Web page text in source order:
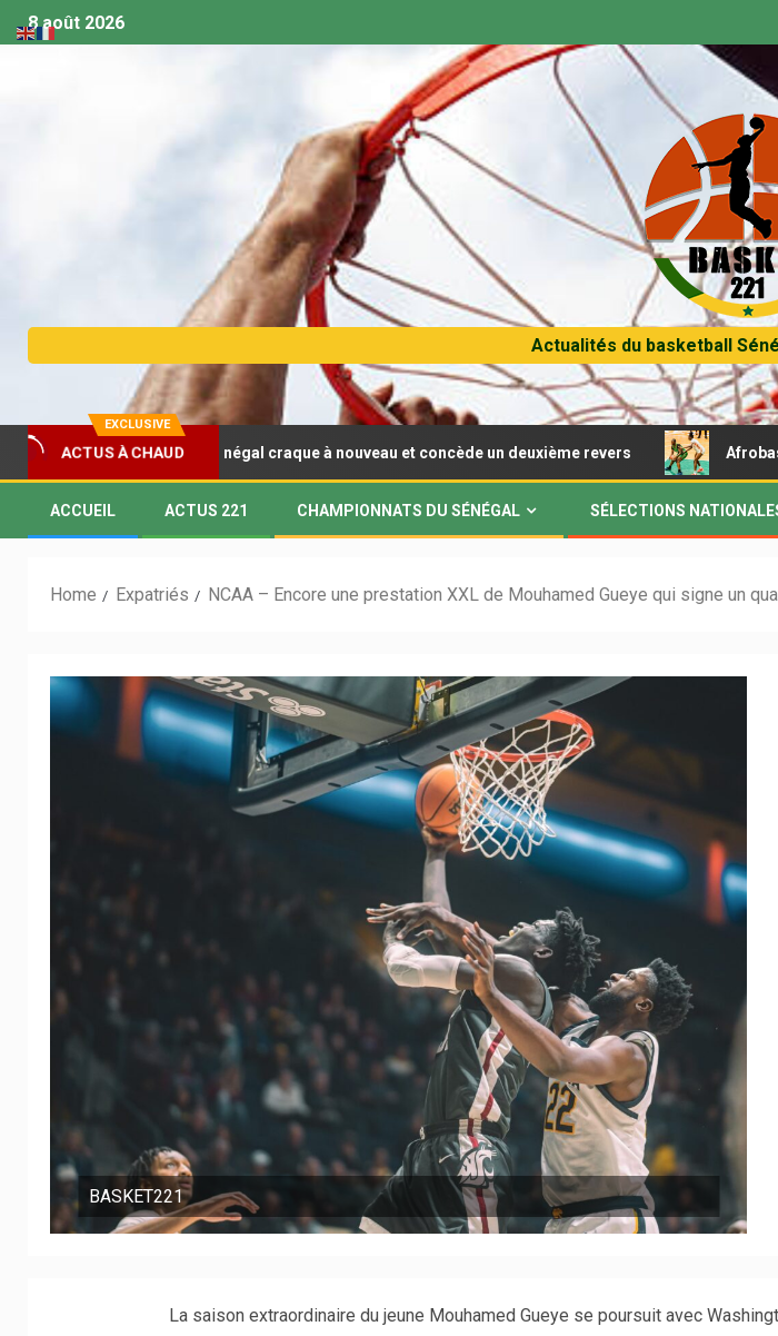
8 août 2026
Actualités du basketball
EXCLUSIVE
ACTUS À CHAUD
U18 (F) : Le Sénégal craque à nouveau et concède un deuxième revers Afrobasket
ACCUEIL ACTUS 221 CHAMPIONNATS DU SÉNÉGAL SÉLECTIONS
Home Expatriés NCAA – Encore une prestation XXL de Mouhamed Gueye qui signe un
BASKET221
La saison extraordinaire du jeune Mouhamed Gueye se poursuit avec